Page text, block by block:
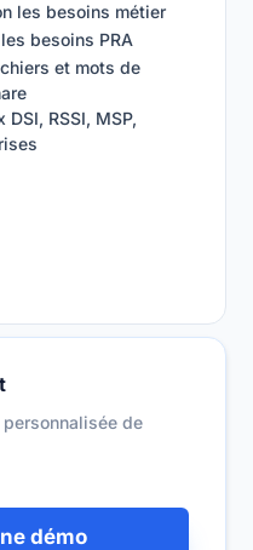
les besoins métier
besoins PRA
et mots de
RSSI, MSP,
de
démo